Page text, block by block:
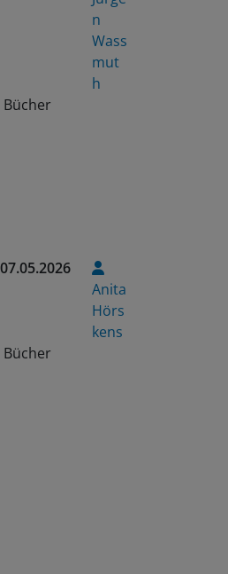
n
Wass
mut
h
Bücher
07.05.2026
Anita
Hörs
kens
Bücher